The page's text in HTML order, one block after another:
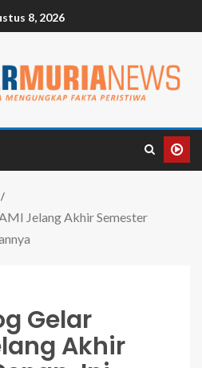
8, 2026
Jelang Akhir Semester
Gelar
Akhir